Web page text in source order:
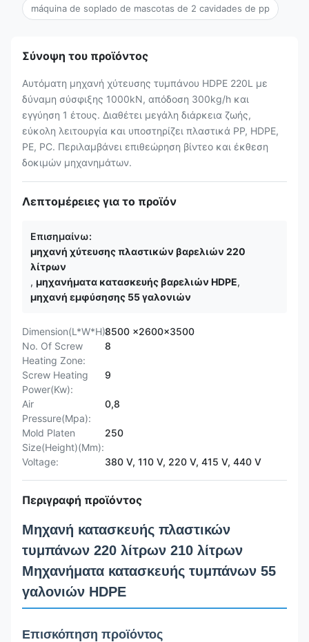
máquina de soplado de mascotas de 2 cavidades de pp
Σύνοψη του προϊόντος
Αυτόματη μηχανή χύτευσης τυμπάνου HDPE 220L με
δύναμη σύσφιξης 1000kN, απόδοση 300kg/h και
εγγύηση 1 έτους. Διαθέτει μεγάλη διάρκεια ζωής,
εύκολη λειτουργία και υποστηρίζει πλαστικά PP, HDPE,
PE, PC. Περιλαμβάνει επιθεώρηση βίντεο και έκθεση
δοκιμών μηχανημάτων.
Λεπτομέρειες για το προϊόν
Επισημαίνω:
μηχανή χύτευσης πλαστικών βαρελιών 220
λίτρων
, μηχανήματα κατασκευής βαρελιών HDPE,
μηχανή εμφύσησης 55 γαλονιών
Dimension(L*W*H):8500 x2600x3500
No. Of Screw
Heating Zone:
8
Screw Heating
Power(Kw):
9
Air
Pressure(Mpa):
0,8
Mold Platen
Size(Height)(Mm):
250
Voltage: 380 V, 110 V, 220 V, 415 V, 440 V
Περιγραφή προϊόντος
Μηχανή κατασκευής πλαστικών
τυμπάνων 220 λίτρων 210 λίτρων
Μηχανήματα κατασκευής τυμπάνων 55
γαλονιών HDPE
Επισκόπηση προϊόντος